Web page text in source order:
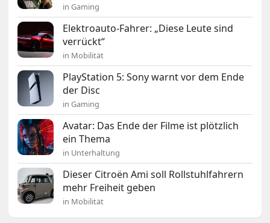
in Gaming
Elektroauto-Fahrer: „Diese Leute sind
verrückt“
in Mobilität
PlayStation 5: Sony warnt vor dem Ende
der Disc
in Gaming
Avatar: Das Ende der Filme ist plötzlich
ein Thema
in Unterhaltung
Dieser Citroën Ami soll Rollstuhlfahrern
mehr Freiheit geben
in Mobilität